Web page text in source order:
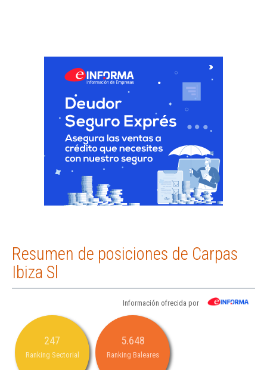
Resumen de posiciones de Carpas
Ibiza Sl
Información ofrecida por
247
Ranking Sectorial
5.648
Ranking Baleares